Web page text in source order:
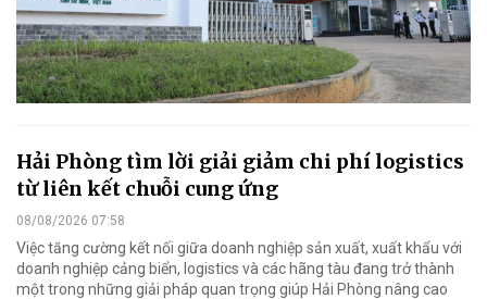
Hải Phòng tìm lời giải giảm chi phí logistics
từ liên kết chuỗi cung ứng
08/08/2026 07:58
Việc tăng cường kết nối giữa doanh nghiệp sản xuất, xuất khẩu với
doanh nghiệp cảng biển, logistics và các hãng tàu đang trở thành
một trong những giải pháp quan trọng giúp Hải Phòng nâng cao